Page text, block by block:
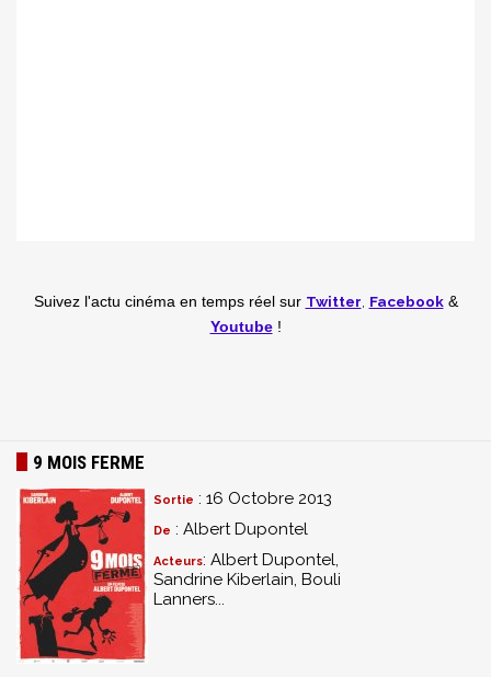
Suivez l'actu cinéma en temps réel sur Twitter Facebook&
Youtube!
9 MOIS FERME
Sortie : 16 Octobre 2013
De : Albert Dupontel
Acteurs: Albert Dupontel,
Sandrine Kiberlain, Bouli
Lanners...